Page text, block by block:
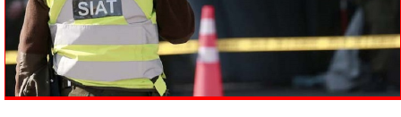
Sostenibilidad
soychile
soyarica